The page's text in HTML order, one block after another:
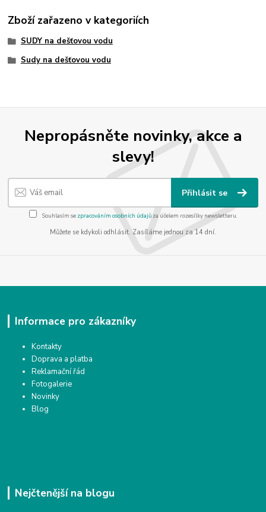
Zboží zařazeno v kategoriích
SUDY na dešťovou vodu
Sudy na dešťovou vodu
Nepropásněte novinky, akce a
slevy!
Přihlásit se
Souhlasím se zpracováním osobních údajůza účelem rozesílky newsletteru.
Můžete se kdykoli odhlásit. Zasíláme jednou za 14 dní.
Informace pro zákazníky
Kontakty
Doprava a platba
Reklamační řád
Fotogalerie
Novinky
Blog
Nejčtenější na blogu